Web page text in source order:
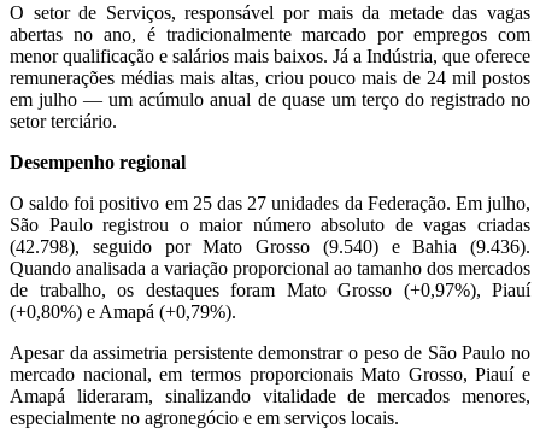
O setor de Serviços, responsável por mais da metade das vagas
abertas no ano, é tradicionalmente marcado por empregos com
menor qualificação e salários mais baixos. Já a Indústria, que oferece
remunerações médias mais altas, criou pouco mais de 24 mil postos
em julho — um acúmulo anual de quase um terço do registrado no
setor terciário.
Desempenho regional
O saldo foi positivo em 25 das 27 unidades da Federação. Em julho,
São Paulo registrou o maior número absoluto de vagas criadas
(42.798), seguido por Mato Grosso (9.540) e Bahia (9.436).
Quando analisada a variação proporcional ao tamanho dos mercados
de trabalho, os destaques foram Mato Grosso (+0,97%), Piauí
(+0,80%) e Amapá (+0,79%).
Apesar da assimetria persistente demonstrar o peso de São Paulo no
mercado nacional, em termos proporcionais Mato Grosso, Piauí e
Amapá lideraram, sinalizando vitalidade de mercados menores,
especialmente no agronegócio e em serviços locais.